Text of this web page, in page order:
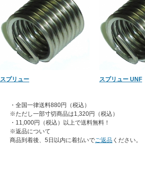
スプリュー スプリュー UNF
・全国一律送料880円（税込）
※ただし一部寸切商品は1,320円（税込）
・11,000円（税込）以上で送料無料！
※返品について
商品到着後、5日以内に着払いでご返品 ください。